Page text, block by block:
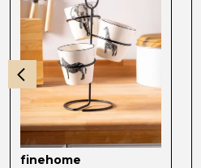
finehome